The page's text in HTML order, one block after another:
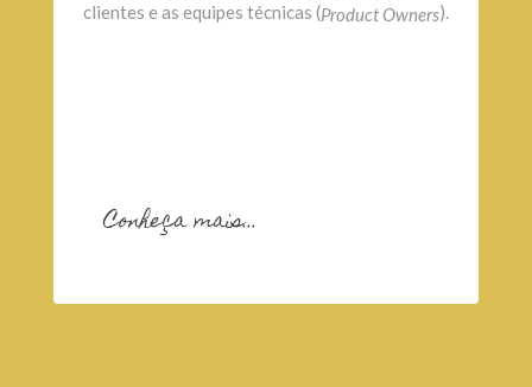
clientes e as equipes técnicas (Product Owners).
Conheça mais...